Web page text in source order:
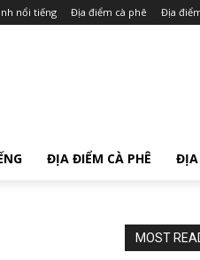
nổi tiếng Địa điểm cà phê Địa
ĐỊA ĐIỂM CÀ PHÊ ĐỊA
MOST